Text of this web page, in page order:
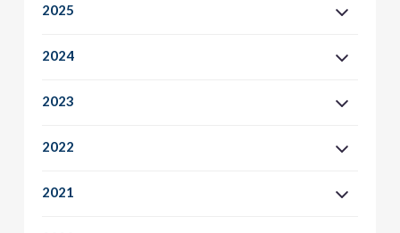
2025
2024
2023
2022
2021